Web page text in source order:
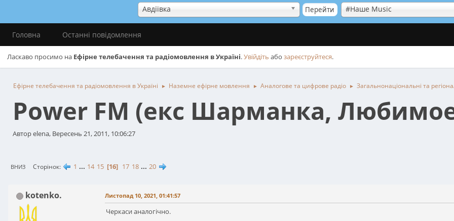
Авдіївка #Наше Music
Головна Останні повідомлення
Ласкаво просимо на Ефірне телебачення та радіомовлення в Україні.Увійдіть або зареєструйтеся.
Ефірне телебачення та радіомовлення в Україні ► Наземне ефірне мовлення ► Аналогове та цифрове радіо ► Загальнонаціональні та
Power FM (екс Шарманка,
Автор elena, Вересень 21, 2011, 10:06:27
ВНИЗ Сторінок 1 ... 14 15 16 17 18 ... 20
kotenko. Листопад 10, 2021, 01:41:57
Черкаси аналогічно.